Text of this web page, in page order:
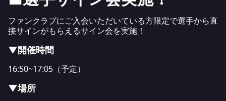
ファンクラブにご入会いただいている方限定で選手から直
接サインがもらえるサイン会を実施！
▼開催時間
16:50~17:05（予定）
▼場所